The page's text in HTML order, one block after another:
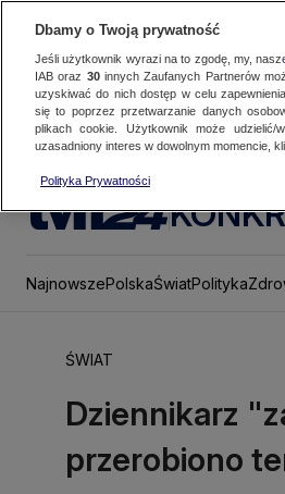
NajnowszePolskaŚwiatPolityka
ŚWIAT
Dziennikarz
przerobiono
Dbamy o Twoją prywatność
Jeśli użytkownik wyrazi na to zgodę, my,
IAB oraz 30innych Zaufanych Partnerów
uzyskiwać do nich dostęp w celu
się to poprzez przetwarzanie danych
plikach cookie. Użytkownik może
uzasadniony interes w dowolnym momencie,
Polityka Prywatności